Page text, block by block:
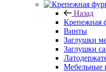
Назад
Крепежная
Винты
Заглушки
Заглушки
Мебельные